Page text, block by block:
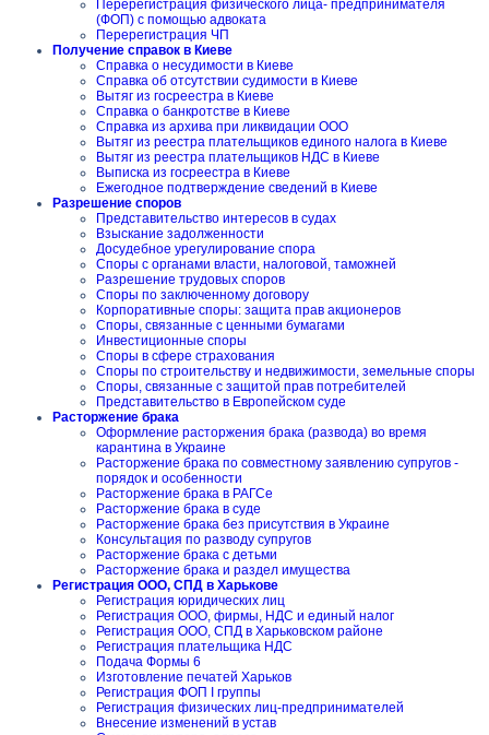
Перерегистрация физического лица- предпринимателя
(ФОП) с помощью адвоката
Перерегистрация ЧП
Получение справок в Киеве
Справка о несудимости в Киеве
Справка об отсутствии судимости в Киеве
Вытяг из госреестра в Киеве
Справка о банкротстве в Киеве
Справка из архива при ликвидации ООО
Вытяг из реестра плательщиков единого налога в Киеве
Вытяг из реестра плательщиков НДС в Киеве
Выписка из госреестра в Киеве
Ежегодное подтверждение сведений в Киеве
Разрешение споров
Представительство интересов в судах
Взыскание задолженности
Досудебное урегулирование спора
Споры с органами власти, налоговой, таможней
Разрешение трудовых споров
Споры по заключенному договору
Корпоративные споры: защита прав акционеров
Споры, связанные с ценными бумагами
Инвестиционные споры
Споры в сфере страхования
Споры по строительству и недвижимости, земельные споры
Споры, связанные с защитой прав потребителей
Представительство в Европейском суде
Расторжение брака
Оформление расторжения брака (развода) во время
карантина в Украине
Расторжение брака по совместному заявлению супругов -
порядок и особенности
Расторжение брака в РАГСе
Расторжение брака в суде
Расторжение брака без присутствия в Украине
Консультация по разводу супругов
Расторжение брака с детьми
Расторжение брака и раздел имущества
Регистрация ООО, СПД в Харькове
Регистрация юридических лиц
Регистрация ООО, фирмы, НДС и единый налог
Регистрация ООО, СПД в Харьковском районе
Регистрация плательщика НДС
Подача Формы 6
Изготовление печатей Харьков
Регистрация ФОП I группы
Регистрация физических лиц-предпринимателей
Внесение изменений в устав